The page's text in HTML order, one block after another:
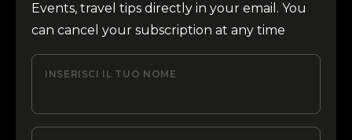
Events, travel tips directly in your email. You
can cancel your subscription at any time
INSERISCI IL TUO NOME